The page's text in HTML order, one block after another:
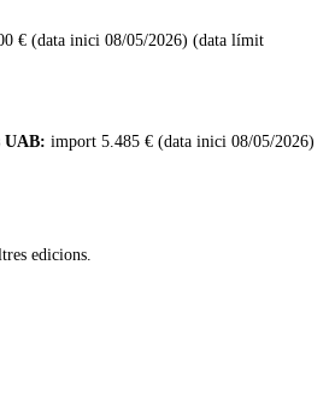
€ (data inici 08/05/2026) (data límit
UAB: import 5.485 € (data inici 08/05/2026)
edicions.